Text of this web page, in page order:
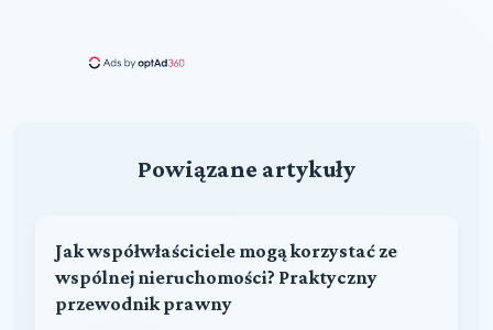
Powiązane artykuły
Jak współwłaściciele mogą korzystać ze
wspólnej nieruchomości? Praktyczny
przewodnik prawny